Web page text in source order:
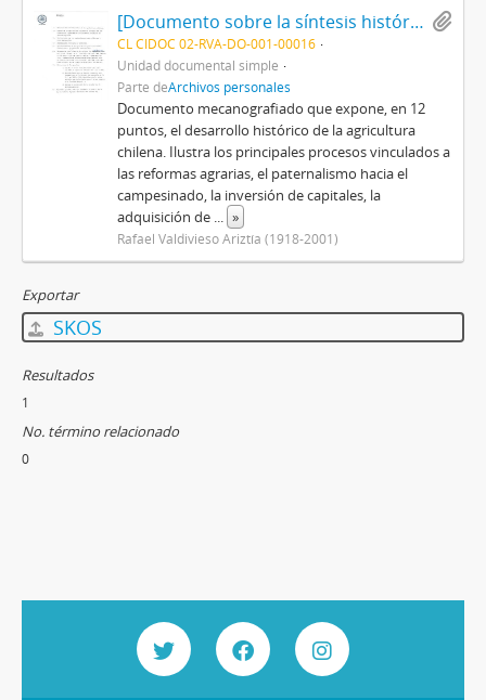
[Documento sobre la síntesis histórica del desarrollo agrícola en Chile]
CL CIDOC 02-RVA-DO-001-00016
Unidad documental simple
Parte deArchivos personales
Documento mecanografiado que expone, en 12
puntos, el desarrollo histórico de la agricultura
chilena. Ilustra los principales procesos vinculados a
las reformas agrarias, el paternalismo hacia el
campesinado, la inversión de capitales, la
adquisición de ... »
Rafael Valdivieso Ariztía (1918-2001)
Exportar
SKOS
Resultados
1
No. término relacionado
0